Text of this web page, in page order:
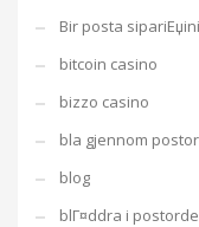
Bir posta
bitcoin casino
bizzo casino
bla gjennom
blog
blГ¤ddra i